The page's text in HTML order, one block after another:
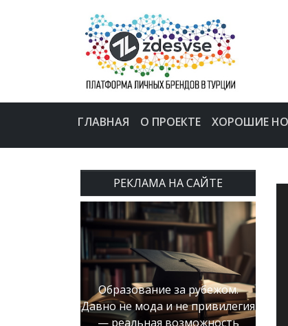
ГЛАВНАЯ О ПРОЕКТЕ ХОРОШИЕ
РЕКЛАМА НА САЙТЕ
Образование за рубежом.
Давно не мода и не привилегия
— реальная возможность